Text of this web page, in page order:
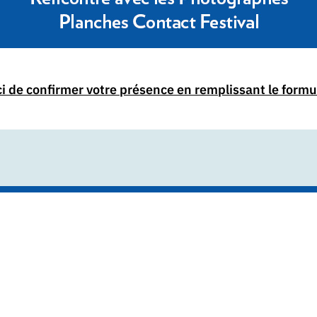
de confirmer votre présence en remplissant le